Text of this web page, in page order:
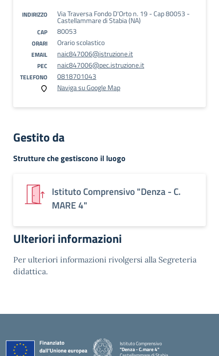
INDIRIZZO Via Traversa Fondo D'Orto n. 19 - Cap 80053 -
Castellammare di Stabia (NA)
CAP 80053
ORARI Orario scolastico
EMAIL naic847006@istruzione.it
PEC naic847006@pec.istruzione.it
TELEFONO
0818701043
Naviga su Google Map
Gestito da
Strutture che gestiscono il luogo
Istituto Comprensivo "Denza - C.
MARE 4"
Ulteriori informazioni
Per ulteriori informazioni rivolgersi alla Segreteria
didattica.
Istituto Comprensivo
"Denza - C.mare 4"